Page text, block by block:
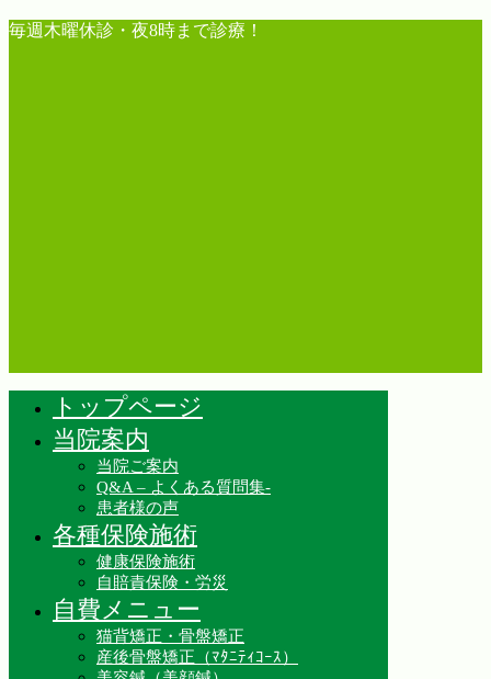
毎週木曜休診・夜8時まで診療！
トップページ
当院案内
当院ご案内
Q&A – よくある質問集-
患者様の声
各種保険施術
健康保険施術
自賠責保険・労災
自費メニュー
猫背矯正・骨盤矯正
産後骨盤矯正（ﾏﾀﾆﾃｨｺｰｽ）